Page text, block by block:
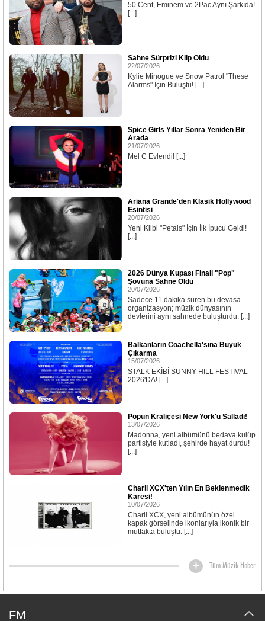
50 Cent, Eminem ve 2Pac Aynı Şarkıda!
[...]
Sahne Sürprizi Klip Oldu
22/07/2026
Kylie Minogue ve Snow Patrol "These
Alarms" İçin Buluştu! [...]
Spice Girls Yıllar Sonra Yeniden Bir
Arada
21/07/2026
Mel C Evlendi! [...]
Ariana Grande'den Klasik Hollywood
Esintisi
20/07/2026
Yeni Klibi "Petals" İçin İlk İpucu Geldi!
[...]
2026 Dünya Kupası Finali "Pop"
Şovuna Sahne Oldu
20/07/2026
Sadece 11 dakika süren bu devasa
organizasyon; müzik dünyasının
devlerini aynı sahnede buluşturdu. [...]
Balkanların Coachella'sına Büyük
Çıkarma
15/07/2026
STALK EKİBİ SUNNY HILL FESTIVAL
2026'DA! [...]
Popun Kraliçesi New York'u Salladı!
13/07/2026
Madonna, yeni albümünü bedava kulüp
partisiyle kutladı, şehirde hayat durdu!
[...]
Charli XCX'ten Yılın En Beklenmedik
Karesi!
10/07/2026
Charli XCX, yeni albümünün özel
kapak görselinde ikonlarıyla ikonik bir
mutfakta buluştu. [...]
Tüm Müzik Haber
FM